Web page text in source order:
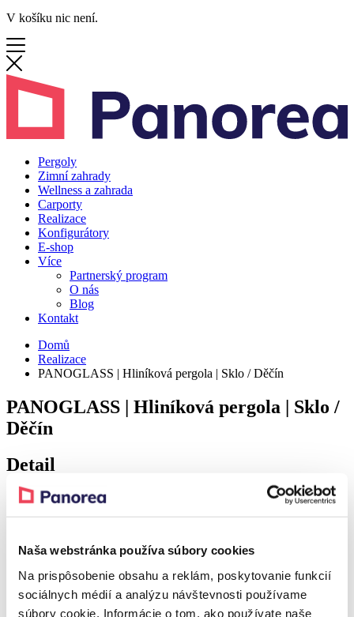
Naša webstránka používa súbory cookies
Na prispôsobenie obsahu a reklám, poskytovanie funkcií
sociálnych médií a analýzu návštevnosti používame
súbory cookie. Informácie o tom, ako používate naše
V košíku nic není.
Pergoly
Zimní zahrady
Wellness a zahrada
Carporty
Realizace
Konfigurátory
E-shop
Více
Partnerský program
O nás
Blog
Kontakt
Domů
Realizace
PANOGLASS | Hliníková pergola | Sklo / Děčín
PANOGLASS | Hliníková pergola | Sklo /
Děčín
Detail
Realization – Děčín
Realization – Děčín